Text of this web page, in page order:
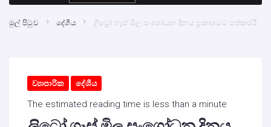
මුල් පිටුව දේශීය ලිට්‍රෝ ගෑස් මිල සංශෝධන දිනය ප්‍රකාශයට පත්කරයි
ව්‍යාපාරික දේශීය
The estimated reading time is less than a minute